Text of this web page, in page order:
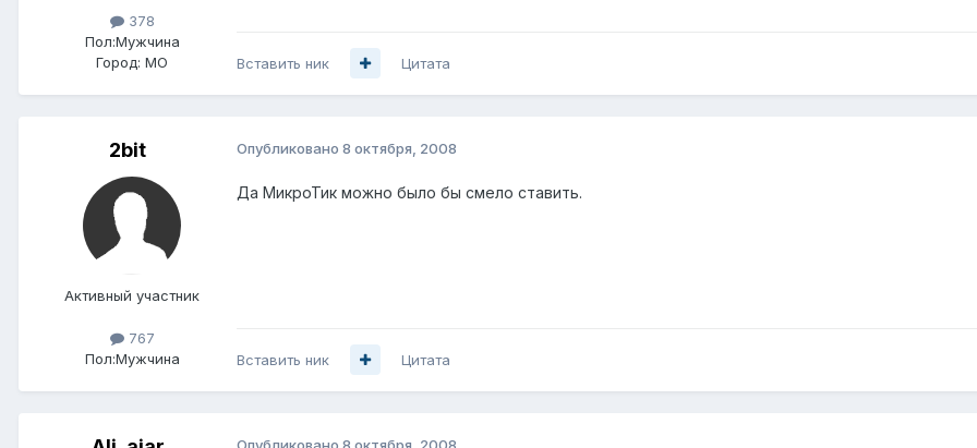
378
Пол:Мужчина
Город: МО Вставить ник Цитата
2bit
Активный участник
767
Пол:Мужчина
Опубликовано 8 октября, 2008
Да МикроТик можно было бы смело ставить.
Вставить ник Цитата